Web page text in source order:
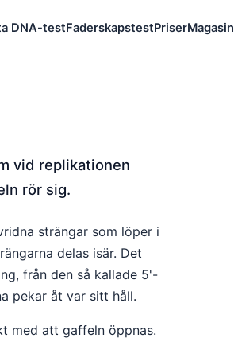
DNA-testFaderskapstestPriserMagasin
vid replikationen
rör sig.
strängar som löper i
delas isär. Det
från den så kallade 5'-
pekar åt var sitt håll.
med att gaffeln öppnas.